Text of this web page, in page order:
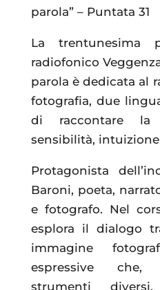
parola” – Puntata 31
La trentunesima
radiofonico
parola è dedicata al
fotografia, due
di raccontare la
sensibilità,
Protagonista
Baroni, poeta,
e fotografo. Nel
esplora il dialogo
immagine
espressive
strumenti